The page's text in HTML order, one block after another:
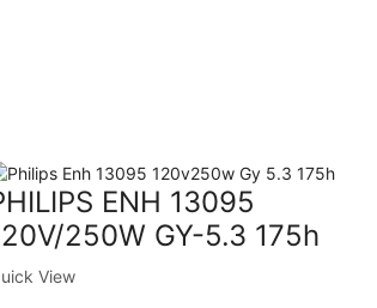
ENH 13095
250W GY-5.3 175h
View